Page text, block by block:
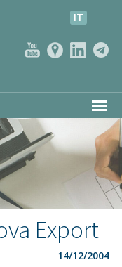
IT
Export
14/12/2004